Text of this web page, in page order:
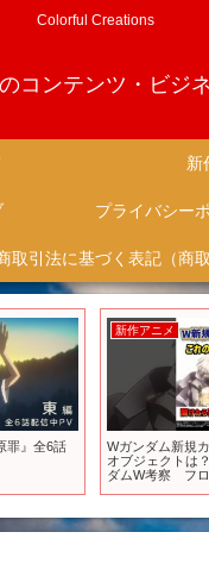
Colorful Creations
コンテンツ・ビジ
新
罪』全6話
新作アニメ
Wガンダム新規
オブジェクトは
ダムW考察 フ